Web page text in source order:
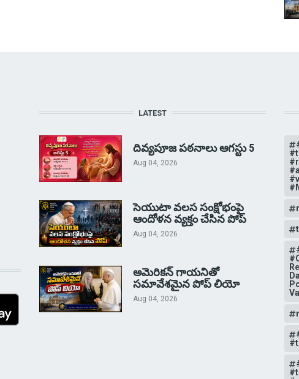
LATEST
దివ్యపూజ పఠనాలు ఆగస్టు 5
Aug 04, 2026
సెయుటా వలస సంక్షోభంపై
ఆందోళన వ్యక్తం చేసిన పోప్
Aug 04, 2026
అమెరికన్ గాయనితో
సమావేశమైన పోప్ లియో
Aug 04, 2026